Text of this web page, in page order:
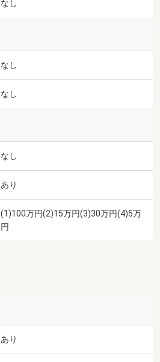
なし
なし
なし
なし
あり
(1)100万円(2)15万円(3)30万円(4)5万
円
あり